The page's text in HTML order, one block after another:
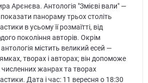
Арєнєва. Антологія "Змієві вали" —
панораму трьох століть
в усьому її розмаїтті, від
покоління авторів. Окрім
антологія містить великий есей —
творах і авторах; він допоможе
численних жанрах та творах
Дата і час: 11 вересня о 18:30